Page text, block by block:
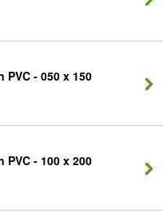
- 050 x 150
- 100 x 200